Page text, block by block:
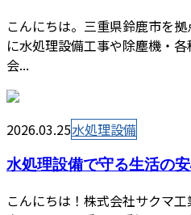
こんにちは。三重県鈴鹿市を
に水処理設備工事や除塵機・
会...
2026.03.25水処理設備
水処理設備で守る生活の
こんにちは！株式会社サクマ